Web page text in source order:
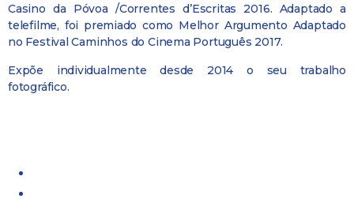
Casino da Póvoa /Correntes d’Escritas 2016. Adaptado a
telefilme, foi premiado como Melhor Argumento Adaptado
no Festival Caminhos do Cinema Português 2017.
Expõe individualmente desde 2014 o seu trabalho
fotográfico.